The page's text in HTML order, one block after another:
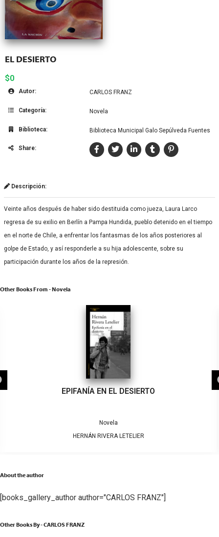
EL DESIERTO
$0
Autor: CARLOS FRANZ
Categoría: Novela
Biblioteca: Biblioteca Municipal Galo Sepúlveda Fuentes
Share:
Descripción:
Veinte años después de haber sido destituida como jueza, Laura Larco
regresa de su exilio en Berlín a Pampa Hundida, pueblo detenido en el tiempo
en el norte de Chile, a enfrentar los fantasmas de los años posteriores al
golpe de Estado, y así responderle a su hija adolescente, sobre su
participación durante los años de la represión.
Other Books From - Novela
EPIFANÍA EN EL DESIERTO
Novela
HERNÁN RIVERA LETELIER
About the author
[books_gallery_author author="CARLOS FRANZ"]
Other Books By - CARLOS FRANZ